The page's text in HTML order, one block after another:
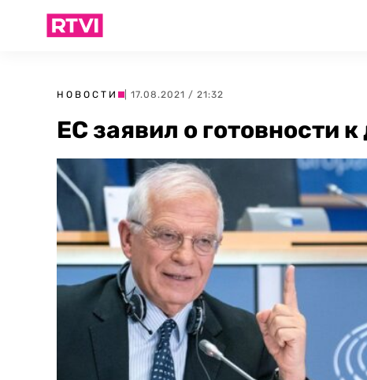
НОВОСТИ | 17.08.2021 / 21:32
ЕС заявил о готовности